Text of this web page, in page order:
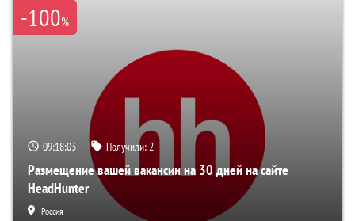
-100%
09:18:02 Получили:2
Размещение вашей вакансии на 30 дней на сайте
HeadHunter
Россия